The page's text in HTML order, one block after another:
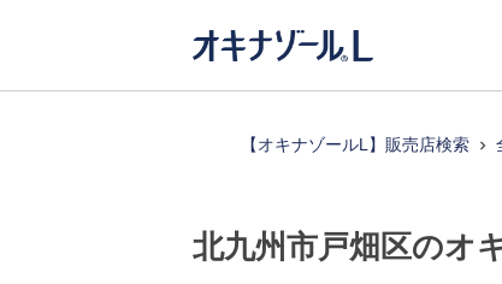
【オキナゾールL】販売店検索
北九州市戸畑区のオ